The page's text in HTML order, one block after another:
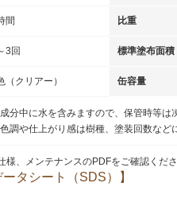
間 比重
3回 標準塗布面積
（クリアー） 缶容量
成分中に水を含みますので、保管時等は
色調や仕上がり感は樹種、塗装回数など
、メンテナンスのPDFをご確認くださ
タシート（SDS）】